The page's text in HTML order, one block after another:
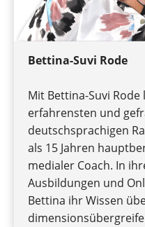
Bettina-Suvi Rode
Mit Bettina-Suvi
erfahrensten und
deutschsprachigen
als 15 Jahren
medialer Coach. In
Ausbildungen und
Bettina ihr Wissen